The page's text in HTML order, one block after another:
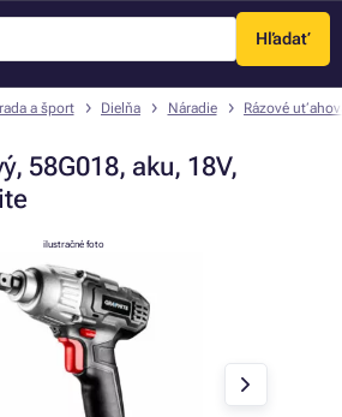
Hľadať
Menu
a šport Dielňa Náradie Rázové
58G018, aku, 18V,
ilustračné foto